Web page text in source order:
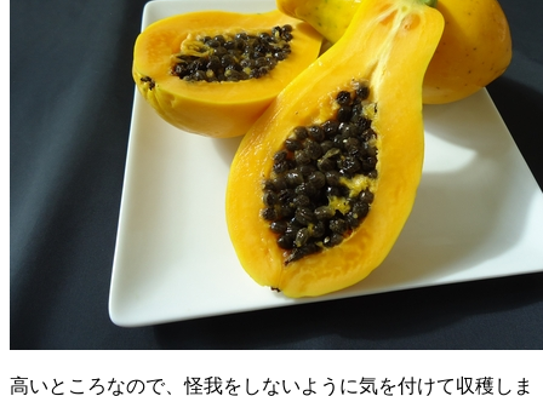
高いところなので、怪我をしないように気を付けて収穫しま